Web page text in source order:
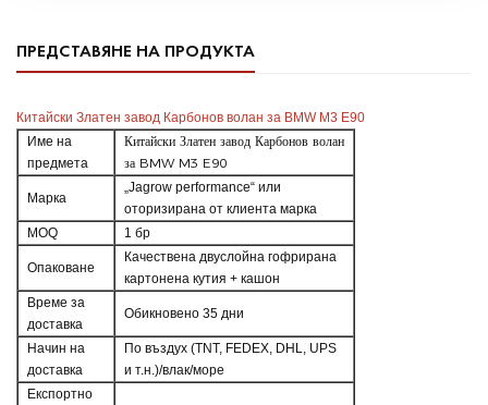
ПРЕДСТАВЯНЕ НА ПРОДУКТА
Китайски Златен завод Карбонов волан за BMW M3 E90
Име на
предмета
Китайски Златен завод Карбонов волан
за BMW M3 E90
Марка
„Jagrow performance“ или
оторизирана от клиента марка
MOQ
1 бр
Опаковане
Качествена двуслойна гофрирана
картонена кутия + кашон
Време за
доставка
Обикновено 35 дни
Начин на
доставка
По въздух (TNT, FEDEX, DHL, UPS
и т.н.)/влак/море
Експортно